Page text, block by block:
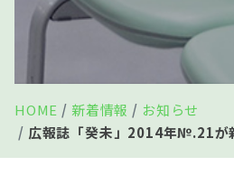
HOME 新着情報
お知らせ
広報誌「癸未」2014年№.21が